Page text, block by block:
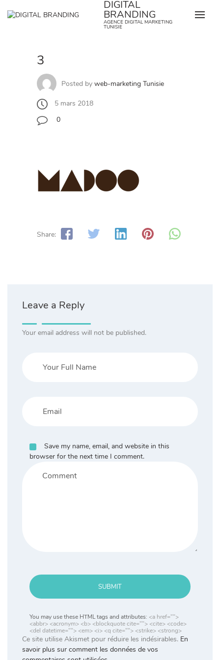
DIGITAL
BRANDING
AGENCE DIGITAL MARKETING
TUNISIE
3
Posted by web-marketing Tunisie
5 mars 2018
0
Share:
Leave a Reply
Your email address will not be published.
Save my name, email, and website in this
browser for the next time I comment.
SUBMIT
You may use these HTML tags and attributes: <a href="">
<abbr> <acronym> <b> <blockquote cite=""> <cite> <code>
<del datetime=""> <em> <i> <q cite=""> <strike> <strong>
Ce site utilise Akismet pour réduire les indésirables. En
savoir plus sur comment les données de vos